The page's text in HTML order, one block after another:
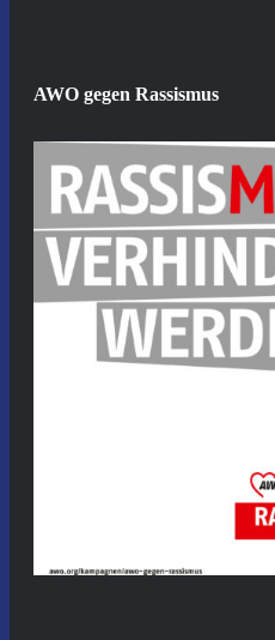
AWO gegen Rassismus